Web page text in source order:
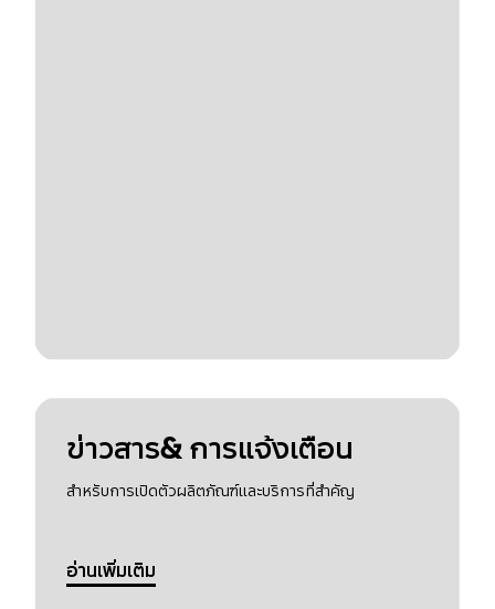
ข่าวสาร& การแจ้งเตือน
สำหรับการเปิดตัวผลิตภัณฑ์และบริการที่สำคัญ
อ่านเพิ่มเติม